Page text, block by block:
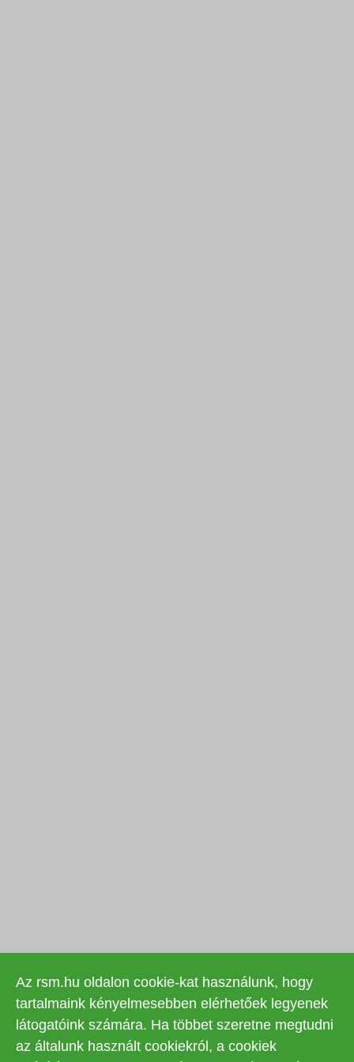
Az rsm.hu oldalon cookie-kat használunk, hogy
tartalmaink kényelmesebben elérhetőek legyenek
látogatóink számára. Ha többet szeretne megtudni
az általunk használt cookiekról, a cookiek